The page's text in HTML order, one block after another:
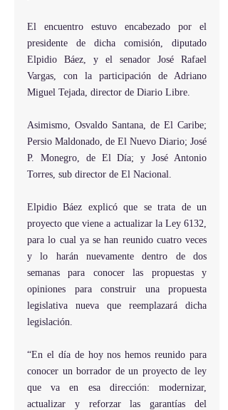
El encuentro estuvo encabezado por el
presidente de dicha comisión, diputado
Elpidio Báez, y el senador José Rafael
Vargas, con la participación de Adriano
Miguel Tejada, director de Diario Libre.
Asimismo, Osvaldo Santana, de El Caribe;
Persio Maldonado, de El Nuevo Diario; José
P. Monegro, de El Día; y José Antonio
Torres, sub director de El Nacional.
Elpidio Báez explicó que se trata de un
proyecto que viene a actualizar la Ley 6132,
para lo cual ya se han reunido cuatro veces
y lo harán nuevamente dentro de dos
semanas para conocer las propuestas y
opiniones para construir una propuesta
legislativa nueva que reemplazará dicha
legislación.
“En el día de hoy nos hemos reunido para
conocer un borrador de un proyecto de ley
que va en esa dirección: modernizar,
actualizar y reforzar las garantías del